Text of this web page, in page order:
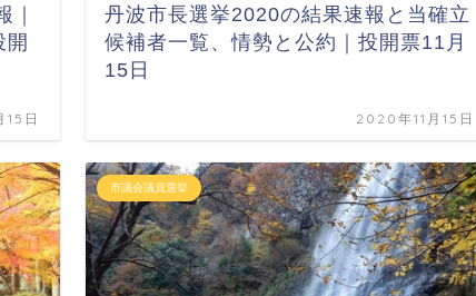
｜
開
15日
丹波市長選挙2020の結果速報と当確立
候補者一覧、情勢と公約｜投開票11月
15日
2020年11月15日
市議会議員選挙